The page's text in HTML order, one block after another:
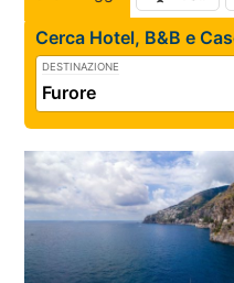
Cerca Hotel, B&B e
DESTINAZIONE